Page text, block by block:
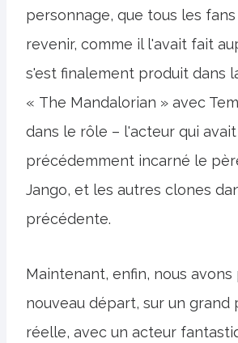
personnage, que tous les
revenir, comme il l'avait fait
s'est finalement produit dans
« The Mandalorian » avec
dans le rôle – l'acteur qui avait
précédemment incarné le
Jango, et les autres clones
précédente.
Maintenant, enfin, nous avons
nouveau départ, sur un grand
réelle, avec un acteur